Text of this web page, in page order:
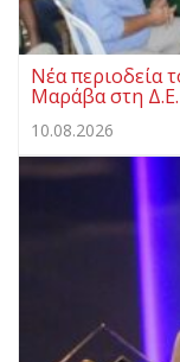
Νέα περιοδεία
Μαράβα στη
10.08.2026